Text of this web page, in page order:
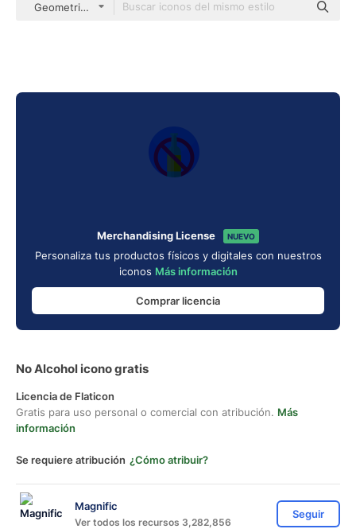
Geometric Flat Circular Flat
Merchandising License NUEVO
Personaliza tus productos físicos y digitales con nuestros
iconos Más información
Comprar licencia
No Alcohol icono gratis
Licencia de Flaticon
Gratis para uso personal o comercial con atribución. Más
información
Se requiere atribución ¿Cómo atribuir?
Magnific
Ver todos los recursos 3,282,856
Seguir